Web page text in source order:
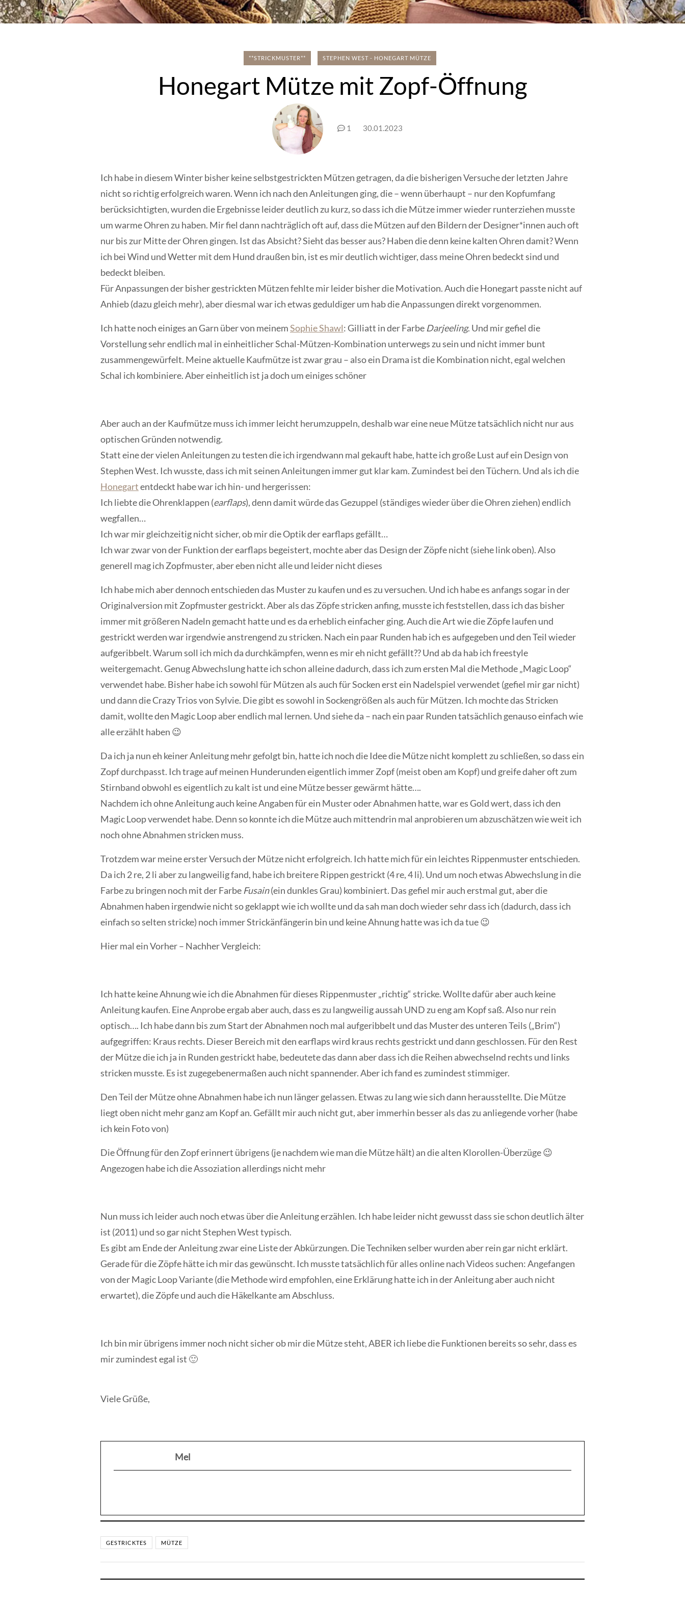
**STRICKMUSTER** STEPHEN WEST - HONEGART MÜTZE
Honegart Mütze mit Zopf-Öffnung
1 30.01.2023
Ich habe in diesem Winter bisher keine selbstgestrickten Mützen getragen, da die bisherigen Versuche der letzten Jahre
nicht so richtig erfolgreich waren. Wenn ich nach den Anleitungen ging, die – wenn überhaupt – nur den Kopfumfang
berücksichtigten, wurden die Ergebnisse leider deutlich zu kurz, so dass ich die Mütze immer wieder runterziehen musste
um warme Ohren zu haben. Mir fiel dann nachträglich oft auf, dass die Mützen auf den Bildern der Designer*innen auch oft
nur bis zur Mitte der Ohren gingen. Ist das Absicht? Sieht das besser aus? Haben die denn keine kalten Ohren damit? Wenn
ich bei Wind und Wetter mit dem Hund draußen bin, ist es mir deutlich wichtiger, dass meine Ohren bedeckt sind und
bedeckt bleiben.
Für Anpassungen der bisher gestrickten Mützen fehlte mir leider bisher die Motivation. Auch die Honegart passte nicht auf
Anhieb (dazu gleich mehr), aber diesmal war ich etwas geduldiger um hab die Anpassungen direkt vorgenommen.
Ich hatte noch einiges an Garn über von meinemSophie Shawl: Gilliatt in der Farbe Darjeeling. Und mir gefiel die
Vorstellung sehr endlich mal in einheitlicher Schal-Mützen-Kombination unterwegs zu sein und nicht immer bunt
zusammengewürfelt. Meine aktuelle Kaufmütze ist zwar grau – also ein Drama ist die Kombination nicht, egal welchen
Schal ich kombiniere. Aber einheitlich ist ja doch um einiges schöner
Aber auch an der Kaufmütze muss ich immer leicht herumzuppeln, deshalb war eine neue Mütze tatsächlich nicht nur aus
optischen Gründen notwendig.
Statt eine der vielen Anleitungen zu testen die ich irgendwann mal gekauft habe, hatte ich große Lust auf ein Design von
Stephen West. Ich wusste, dass ich mit seinen Anleitungen immer gut klar kam. Zumindest bei den Tüchern. Und als ich die
Honegartentdeckt habe war ich hin- und hergerissen:
Ich liebte die Ohrenklappen (earflaps), denn damit würde das Gezuppel (ständiges wieder über die Ohren ziehen) endlich
wegfallen…
Ich war mir gleichzeitig nicht sicher, ob mir die Optik der earflaps gefällt…
Ich war zwar von der Funktion der earflaps begeistert, mochte aber das Design der Zöpfe nicht (siehe link oben). Also
generell mag ich Zopfmuster, aber eben nicht alle und leider nicht dieses
Ich habe mich aber dennoch entschieden das Muster zu kaufen und es zu versuchen. Und ich habe es anfangs sogar in der
Originalversion mit Zopfmuster gestrickt. Aber als das Zöpfe stricken anfing, musste ich feststellen, dass ich das bisher
immer mit größeren Nadeln gemacht hatte und es da erheblich einfacher ging. Auch die Art wie die Zöpfe laufen und
gestrickt werden war irgendwie anstrengend zu stricken. Nach ein paar Runden hab ich es aufgegeben und den Teil wieder
aufgeribbelt. Warum soll ich mich da durchkämpfen, wenn es mir eh nicht gefällt?? Und ab da hab ich freestyle
weitergemacht. Genug Abwechslung hatte ich schon alleine dadurch, dass ich zum ersten Mal die Methode „Magic Loop“
verwendet habe. Bisher habe ich sowohl für Mützen als auch für Socken erst ein Nadelspiel verwendet (gefiel mir gar nicht)
und dann die Crazy Trios von Sylvie. Die gibt es sowohl in Sockengrößen als auch für Mützen. Ich mochte das Stricken
damit, wollte den Magic Loop aber endlich mal lernen. Und siehe da – nach ein paar Runden tatsächlich genauso einfach wie
alle erzählt haben 😉
Da ich ja nun eh keiner Anleitung mehr gefolgt bin, hatte ich noch die Idee die Mütze nicht komplett zu schließen, so dass ein
Zopf durchpasst. Ich trage auf meinen Hunderunden eigentlich immer Zopf (meist oben am Kopf) und greife daher oft zum
Stirnband obwohl es eigentlich zu kalt ist und eine Mütze besser gewärmt hätte….
Nachdem ich ohne Anleitung auch keine Angaben für ein Muster oder Abnahmen hatte, war es Gold wert, dass ich den
Magic Loop verwendet habe. Denn so konnte ich die Mütze auch mittendrin mal anprobieren um abzuschätzen wie weit ich
noch ohne Abnahmen stricken muss.
Trotzdem war meine erster Versuch der Mütze nicht erfolgreich. Ich hatte mich für ein leichtes Rippenmuster entschieden.
Da ich 2 re, 2 li aber zu langweilig fand, habe ich breitere Rippen gestrickt (4 re, 4 li). Und um noch etwas Abwechslung in die
Farbe zu bringen noch mit der Farbe Fusain(ein dunkles Grau) kombiniert. Das gefiel mir auch erstmal gut, aber die
Abnahmen haben irgendwie nicht so geklappt wie ich wollte und da sah man doch wieder sehr dass ich (dadurch, dass ich
einfach so selten stricke) noch immer Strickänfängerin bin und keine Ahnung hatte was ich da tue 😉
Hier mal ein Vorher – Nachher Vergleich:
Ich hatte keine Ahnung wie ich die Abnahmen für dieses Rippenmuster „richtig“ stricke. Wollte dafür aber auch keine
Anleitung kaufen. Eine Anprobe ergab aber auch, dass es zu langweilig aussah UND zu eng am Kopf saß. Also nur rein
optisch…. Ich habe dann bis zum Start der Abnahmen noch mal aufgeribbelt und das Muster des unteren Teils („Brim“)
aufgegriffen: Kraus rechts. Dieser Bereich mit den earflaps wird kraus rechts gestrickt und dann geschlossen. Für den Rest
der Mütze die ich ja in Runden gestrickt habe, bedeutete das dann aber dass ich die Reihen abwechselnd rechts und links
stricken musste. Es ist zugegebenermaßen auch nicht spannender. Aber ich fand es zumindest stimmiger.
Den Teil der Mütze ohne Abnahmen habe ich nun länger gelassen. Etwas zu lang wie sich dann herausstellte. Die Mütze
liegt oben nicht mehr ganz am Kopf an. Gefällt mir auch nicht gut, aber immerhin besser als das zu anliegende vorher (habe
ich kein Foto von)
Die Öffnung für den Zopf erinnert übrigens (je nachdem wie man die Mütze hält) an die alten Klorollen-Überzüge 😉
Angezogen habe ich die Assoziation allerdings nicht mehr
Nun muss ich leider auch noch etwas über die Anleitung erzählen. Ich habe leider nicht gewusst dass sie schon deutlich älter
ist (2011) und so gar nicht Stephen West typisch.
Es gibt am Ende der Anleitung zwar eine Liste der Abkürzungen. Die Techniken selber wurden aber rein gar nicht erklärt.
Gerade für die Zöpfe hätte ich mir das gewünscht. Ich musste tatsächlich für alles online nach Videos suchen: Angefangen
von der Magic Loop Variante (die Methode wird empfohlen, eine Erklärung hatte ich in der Anleitung aber auch nicht
erwartet), die Zöpfe und auch die Häkelkante am Abschluss.
Ich bin mir übrigens immer noch nicht sicher ob mir die Mütze steht, ABER ich liebe die Funktionen bereits so sehr, dass es
mir zumindest egal ist 🙂
Viele Grüße,
Mel
GESTRICKTES MÜTZE